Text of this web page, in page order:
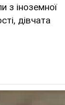
з іноземної
дівчата